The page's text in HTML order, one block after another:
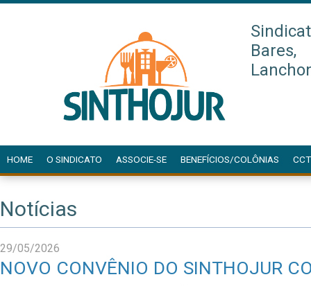
Bares,
HOME O SINDICATO ASSOCIE-SE BENEFÍCIOS/COLÔNIAS
Notícias
29/05/2026
NOVO CONVÊNIO DO SINTHOJUR